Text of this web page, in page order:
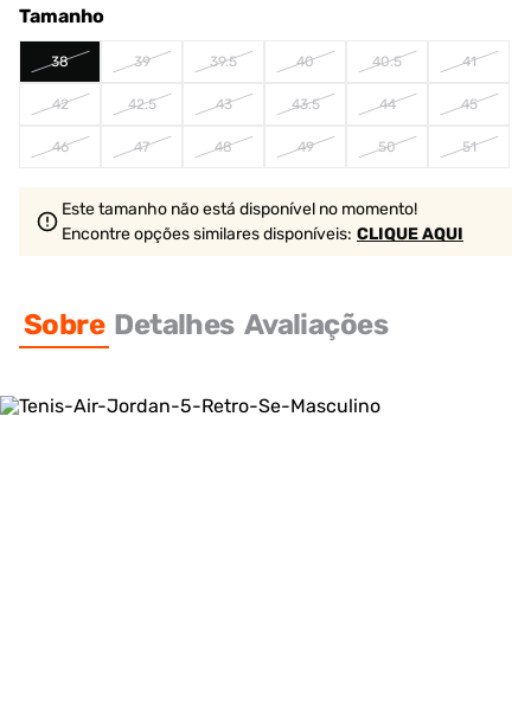
Tamanho
38 39 39.5 40 40.5 41
42 42.5 43 43.5 44 45
46 47 48 49 50 51
Este tamanho não está disponível no momento!
Encontre opções similaresdisponíveis: CLIQUE AQUI
Sobre Detalhes Avaliações